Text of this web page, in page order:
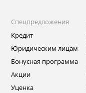
Спецпредложения
Кредит
Юридическим лицам
Бонусная программа
Акции
Уценка